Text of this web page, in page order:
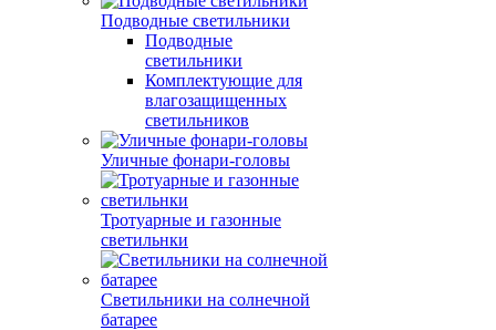
Подводные светильники
Подводные
светильники
Комплектующие для
влагозащищенных
светильников
Уличные фонари-головы
Тротуарные и газонные
светильнки
Светильники на солнечной
батарее